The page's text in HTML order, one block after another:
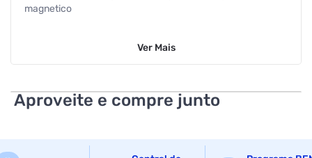
magnetico
Ver Mais
Aproveite e compre junto